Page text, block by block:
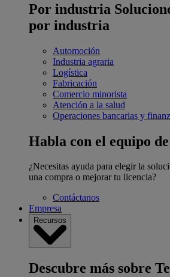
Por industria
por industria
Automoción
Industria agraria
Logística
Fabricación
Comercio minorista
Atención a la salud
Operaciones bancarias y
Habla con el equipo
¿Necesitas ayuda para elegir la
una compra o mejorar tu licencia?
Contáctanos
Empresa
Recursos
Descubre más sobre